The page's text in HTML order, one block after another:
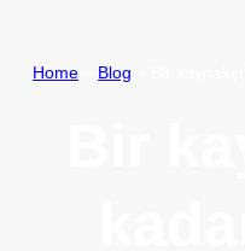
Home Blog